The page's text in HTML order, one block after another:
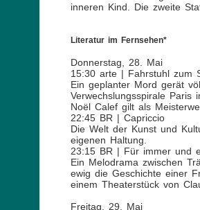
inneren Kind. Die zweite
Literatur im Fernsehen*
Donnerstag, 28. Mai
15:30 arte | Fahrstuhl zum
Ein geplanter Mord gerät
Verwechslungsspirale
Noël Calef gilt als
22:45 BR | Capriccio
Die Welt der Kunst und
eigenen Haltung.
23:15 BR | Für immer und
Ein Melodrama zwischen
ewig die Geschichte einer
einem Theaterstück von
Freitag, 29. Mai